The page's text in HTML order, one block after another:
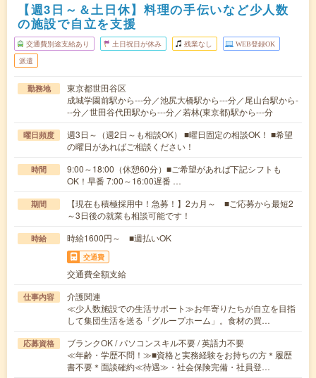
【週3日～＆土日休】料理の手伝いなど少人数
の施設で自立を支援
交通費別途支給あり 土日祝日が休み 残業なし WEB登録OK
派遣
勤務地
東京都世田谷区
成城学園前駅から---分／池尻大橋駅から---分／尾山台駅から-
--分／世田谷代田駅から---分／若林(東京都)駅から---分
曜日頻度
週3日～（週2日～も相談OK） ■曜日固定の相談OK！ ■希望
の曜日があればご相談ください！
時間
9:00～18:00（休憩60分）■ご希望があれば下記シフトも
OK！早番 7:00～16:00遅番 …
期間
【現在も積極採用中！急募！】2カ月～ ■ご応募から最短2
～3日後の就業も相談可能です！
時給 時給1600円～ ■週払いOK
交通費
交通費全額支給
仕事内容
介護関連
≪少人数施設での生活サポート≫お年寄りたちが自立を目指
して集団生活を送る「グループホーム」。食材の買…
応募資格
ブランクOK / パソコンスキル不要 / 英語力不要
≪年齢・学歴不問！≫■資格と実務経験をお持ちの方＊履歴
書不要＊面談確約≪待遇≫・社会保険完備・社員登…